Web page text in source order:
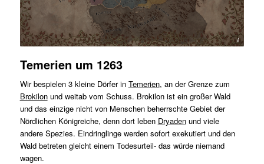
by Agnes Platt
Temerien um 1263
Wir bespielen 3 kleine Dörfer in Temerien, an der Grenze zum
Brokilonund weitab vom Schuss. Brokilon ist ein großer Wald
und das einzige nicht von Menschen beherrschte Gebiet der
Nördlichen Königreiche, denn dort leben Dryadenund viele
andere Spezies. Eindringlinge werden sofort exekutiert und den
Wald betreten gleicht einem Todesurteil- das würde niemand
wagen.